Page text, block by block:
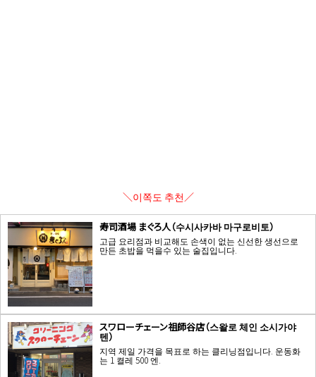
＼이쪽도 추천／
寿司酒場 まぐろ人（수시사카바 마구로비토）
고급 요리점과 비교해도 손색이 없는 신선한 생선으로
만든 초밥을 먹을수 있는 술집입니다.
スワローチェーン祖師谷店（스왈로 체인 소시가야
텐）
지역 제일 가격을 목표로 하는 클리닝점입니다. 운동화
는 1 켤레 500 엔.